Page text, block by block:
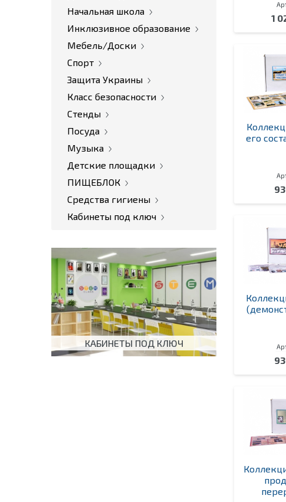
Начальная школа
Инклюзивное образование
Мебель/Доски
Спорт
Защита Украины
Класс безопасности
Стенды
Посуда
Музыка
Детские площадки
ПИЩЕБЛОК
Средства гигиены
Кабинеты под ключ
КАБИНЕТЫ ПОД КЛЮЧ
1
его